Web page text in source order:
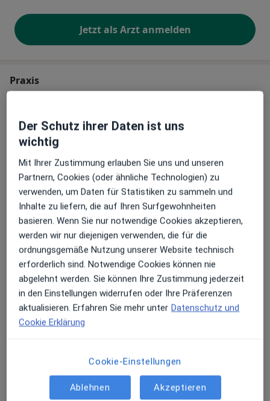
Jetzt als Arzt anmelden
Praxis
für Kinder- und Jugendmedizin
Am Kreuzberg 4,
Zu Google Mapsöffnet in einer neuen
Verfügbarkeit
Dr. med. Anna Grabensee bietet an diesem
Standort über Jameda keine Online-
Terminbuchung an
Zahlungsmodalitäten (private Besuche)
Akzeptierte Versicherungen
Details
Telefonnummer anzeigen
Mehr Details anzeigen
Der Schutz ihrer Daten ist uns
wichtig
Mit Ihrer Zustimmung erlauben Sie uns und unseren
Partnern, Cookies (oder ähnliche Technologien) zu
verwenden, um Daten für Statistiken zu sammeln und
Inhalte zu liefern, die auf Ihren Surfgewohnheiten
basieren. Wenn Sie nur notwendige Cookies akzeptieren,
werden wir nur diejenigen verwenden, die für die
ordnungsgemäße Nutzung unserer Website technisch
erforderlich sind. Notwendige Cookies können nie
abgelehnt werden. Sie können Ihre Zustimmung jederzeit
in den Einstellungen widerrufen oder Ihre Präferenzen
aktualisieren. Erfahren Sie mehr unter Datenschutz und
Cookie Erklärung
Cookie-Einstellungen
Ablehnen Akzeptieren